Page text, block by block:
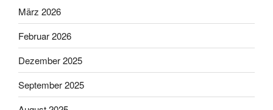
März 2026
Februar 2026
Dezember 2025
September 2025